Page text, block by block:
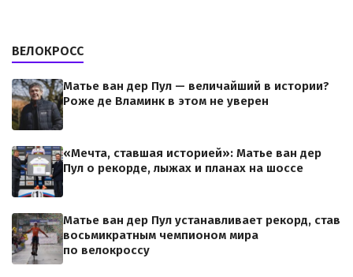
ВЕЛОКРОСС
Матье ван дер Пул — величайший в истории?
Роже де Вламинк в этом не уверен
«Мечта, ставшая историей»: Матье ван дер
Пул о рекорде, лыжах и планах на шоссе
Матье ван дер Пул устанавливает рекорд, став
восьмикратным чемпионом мира
по велокроссу